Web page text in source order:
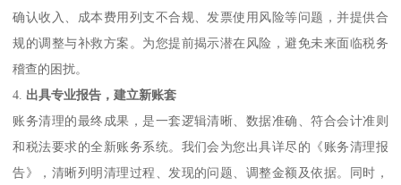
确认收入、成本费用列支不合规、发票使用风险等问题，并提供合
规的调整与补救方案。为您提前揭示潜在风险，避免未来面临税务
稽查的困扰。
4. 出具专业报告，建立新账套
账务清理的最终成果，是一套逻辑清晰、数据准确、符合会计准则
和税法要求的全新账务系统。我们会为您出具详尽的《账务清理报
告》，清晰列明清理过程、发现的问题、调整金额及依据。同时，